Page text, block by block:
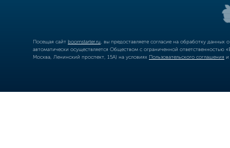
Посещая сайт boomstarter.ru , вы предоставляете согласие на обработку
автоматически осуществляется Обществом с ограниченной
Москва, Ленинский проспект, 15А) на условиях Пользовательского соглашения и